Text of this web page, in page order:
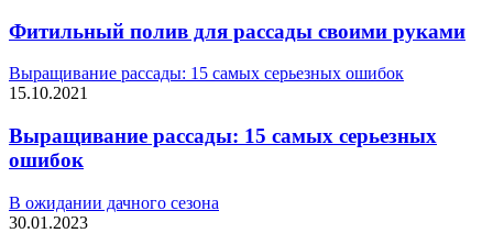
Фитильный полив для рассады своими руками
Выращивание рассады: 15 самых серьезных ошибок
15.10.2021
Выращивание рассады: 15 самых серьезных
ошибок
В ожидании дачного сезона
30.01.2023